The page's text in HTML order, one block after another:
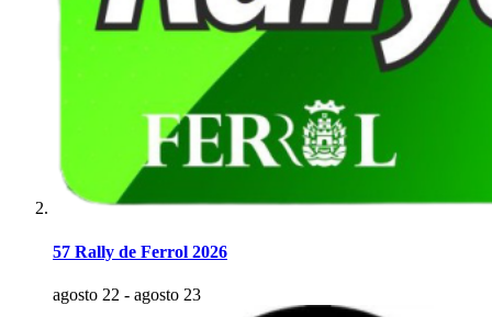
57 Rally de Ferrol 2026
agosto 22 - agosto 23